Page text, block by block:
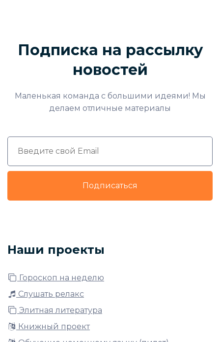
Подписка на рассылку
новостей
Маленькая команда с большими идеями! Мы
делаем отличные материалы
Подписаться
Наши проекты
Гороскоп на неделю
Слушать релакс
Элитная литература
Книжный проект